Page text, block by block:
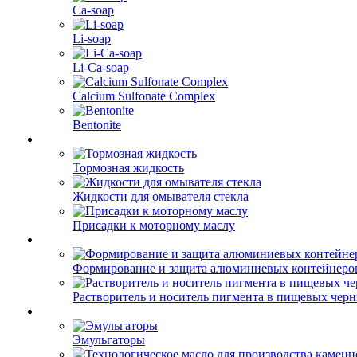
Ca-soap
Li-soap
Li-Ca-soap
Calcium Sulfonate Complex
Bentonite
Тормозная жидкость
Жидкости для омывателя стекла
Присадки к моторному маслу
Формирование и защита алюминиевых
Растворитель и носитель пигмента в пищевых
Эмульгаторы